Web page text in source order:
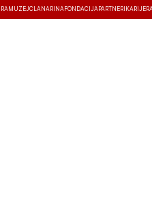
MUZEJČLANARINA FONDACIJA PARTNERI KARIJERA